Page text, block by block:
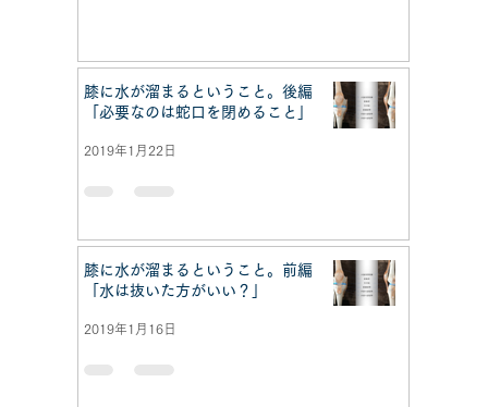
膝に水が溜まるということ。後編
「必要なのは蛇口を閉めること」
2019年1月22日
膝に水が溜まるということ。前編
「水は抜いた方がいい？」
2019年1月16日